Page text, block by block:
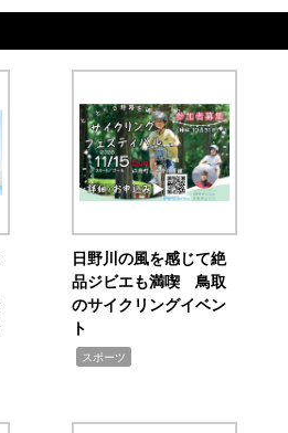
日野川の風を感じて絶
品ジビエも満喫 鳥取
のサイクリングイベン
ト
スポーツ